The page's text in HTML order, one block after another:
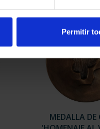
Permitir
MEDALLA DE